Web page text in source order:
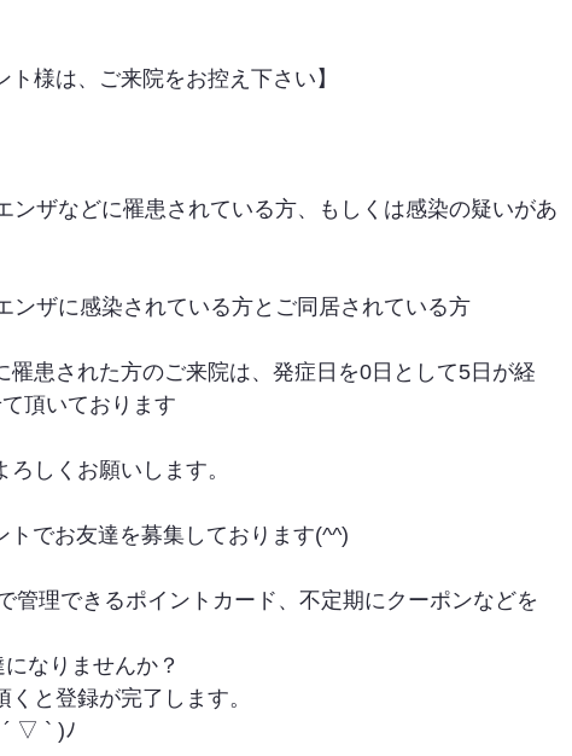
ト様は、ご来院をお控え下さい】
ンザなどに罹患されている方、もしくは感染の疑いがあ
ンザに感染されている方とご同居されている方
罹患された方のご来院は、発症日を0日として5日が経
頂いております
しくお願いします。
でお友達を募集しております(^^)
管理できるポイントカード、不定期にクーポンなどを
なりませんか？
と登録が完了します。
´ ▽ ` )ﾉ